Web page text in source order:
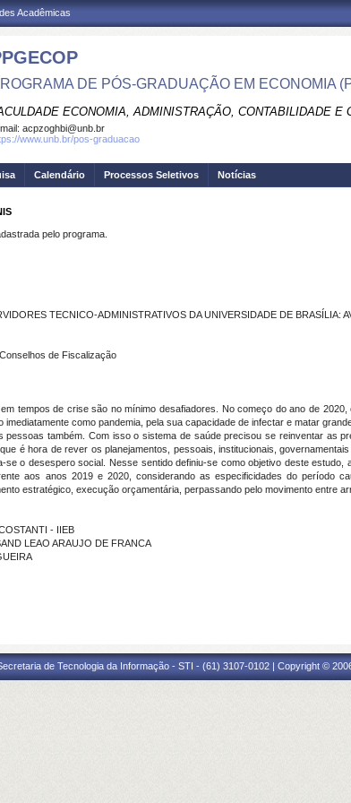
Acadêmicas
DE PÓS-GRADUAÇÃO EM ECONOMIA
ECONOMIA, ADMINISTRAÇÃO, CONTABILIDADE E
acpzoghbi@unb.br
www.unb.br/pos-graduacao
Calendário Processos Seletivos Notícias
pelo programa.
TECNICO-ADMINISTRATIVOS DA UNIVERSIDADE DE BRASÍLIA:
de Fiscalização
tempos de crise são no mínimo desafiadores. No começo do ano de
imediatamente como pandemia, pela sua capacidade de infectar e matar
pessoas também. Com isso o sistema de saúde precisou se reinventar as
é hora de rever os planejamentos, pessoais, institucionais,
o desespero social. Nesse sentido definiu-se como objetivo deste
aos anos 2019 e 2020, considerando as especificidades do período
estratégico, execução orçamentária, perpassando pelo movimento entre
- IIEB
LEAO ARAUJO DE FRANCA
de Tecnologia da Informação - STI - (61) 3107-0102 | Copyright ©